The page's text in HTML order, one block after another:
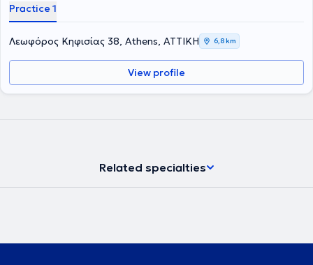
Practice 1
Λεωφόρος Κηφισίας 38, Athens, ΑΤΤΙΚΗ 6,8 km
View profile
Related specialties